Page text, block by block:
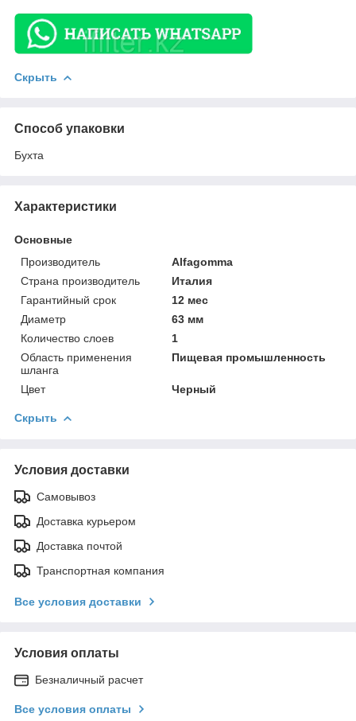
Скрыть
Способ упаковки
Бухта
Характеристики
Основные
Производитель
Alfagomma
Страна производитель
Италия
Гарантийный срок
12 мес
Диаметр
63 мм
Количество слоев
1
Область применения
шланга
Пищевая промышленность
Цвет Черный
Скрыть
Условия доставки
Самовывоз
Доставка курьером
Доставка почтой
Транспортная компания
Все условия доставки
Условия оплаты
Безналичный расчет
Все условия оплаты